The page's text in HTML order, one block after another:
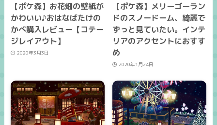
【ポケ森】お花畑の壁紙が
かわいい♪おはなばたけの
かべ購入レビュー【コテー
ジレイアウト】
2020年3月3日
【ポケ森】メリーゴーラン
ドのスノードーム、綺麗で
ずっと見ていたい。インテ
リアのアクセントにおすす
め
2020年1月24日